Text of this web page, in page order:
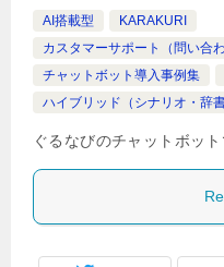
AI搭載型
KARAKURI
カスタマーサポート（問い合わ
チャットボット導入事例集
ハイブリッド（シナリオ・辞
ぐるなびのチャットボット